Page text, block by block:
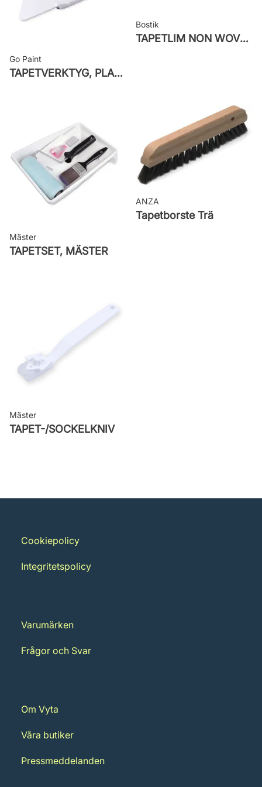
Go Paint
TAPETVERKTYG, PLAST GO PAINT
Bostik
TAPETLIM NON WOVEN
Mäster
TAPETSET, MÄSTER
ANZA
Tapetborste Trä
Mäster
TAPET-/SOCKELKNIV
Cookiepolicy
Integritetspolicy
Varumärken
Frågor och Svar
Om Vyta
Våra butiker
Pressmeddelanden